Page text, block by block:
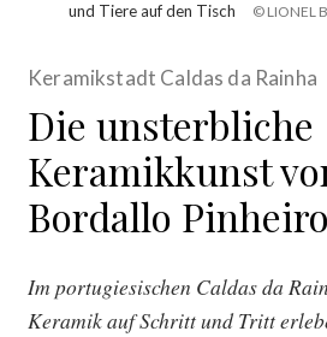
und Tiere auf den Tisch
© LIONEL
Keramikstadt Caldas da Rainha
Die unsterbliche
Keramikkunst
Bordallo Pinheiro
Im portugiesischen Caldas da
Keramik auf Schritt und Tritt